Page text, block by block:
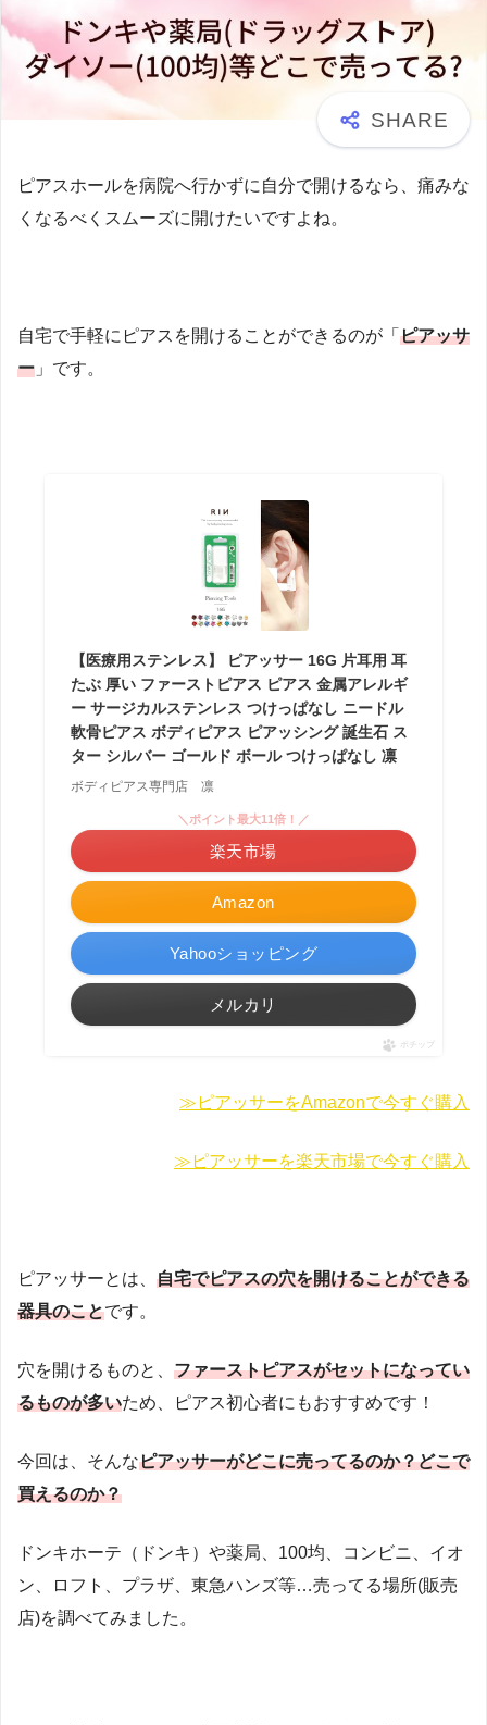
ピアスホールを病院へ行かずに自分で開けるなら、痛みな
くなるべくスムーズに開けたいですよね。
自宅で手軽にピアスを開けることができるのが「 ピアッサ
ー 」です。
【医療用ステンレス】 ピアッサー 16G 片耳用 耳
たぶ 厚い ファーストピアス ピアス 金属アレルギ
ー サージカルステンレス つけっぱなし ニードル
軟骨ピアス ボディピアス ピアッシング 誕生石 ス
ター シルバー ゴールド ボール つけっぱなし 凛
ボディピアス専門店 凛
Amazon
＼ポイント最大11倍！／
楽天市場
Yahooショッピング
メルカリ
ポチップ
≫ピアッサーをAmazonで今すぐ購入
≫ピアッサーを楽天市場で今すぐ購入
ピアッサーとは、 自宅でピアスの穴を開けることができる
器具のことです。
穴を開けるものと、 ファーストピアスがセットになってい
るものが多いため、ピアス初心者にもおすすめです！
今回は、そんなピアッサーがどこに売ってるのか？どこで
買えるのか？
ドンキホーテ（ドンキ）や薬局、100均、コンビニ、イオ
ン、ロフト、プラザ、東急ハンズ等…売ってる場所(販売
店)を調べてみました。